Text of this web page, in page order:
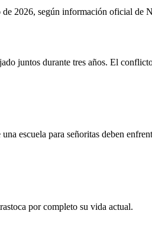
2026, según información oficial de
juntos durante tres años. El
escuela para señoritas deben
por completo su vida actual.